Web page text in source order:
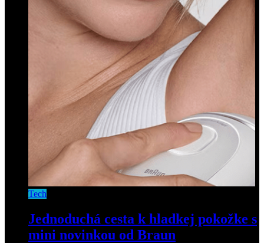
Tech
Jednoduchá cesta k hladkej pokožke s
mini novinkou od Braun